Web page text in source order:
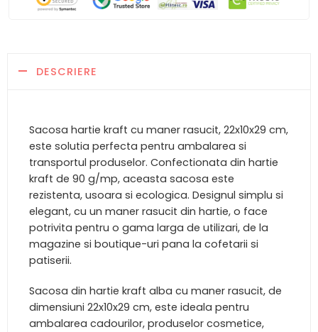
DESCRIERE
Sacosa hartie kraft cu maner rasucit, 22x10x29 cm,
este solutia perfecta pentru ambalarea si
transportul produselor. Confectionata din hartie
kraft de 90 g/mp, aceasta sacosa este
rezistenta, usoara si ecologica. Designul simplu si
elegant, cu un maner rasucit din hartie, o face
potrivita pentru o gama larga de utilizari, de la
magazine si boutique-uri pana la cofetarii si
patiserii.
Sacosa din hartie kraft alba cu maner rasucit, de
dimensiuni 22x10x29 cm, este ideala pentru
ambalarea cadourilor, produselor cosmetice,